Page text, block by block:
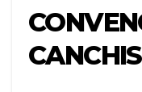
CANCHIS